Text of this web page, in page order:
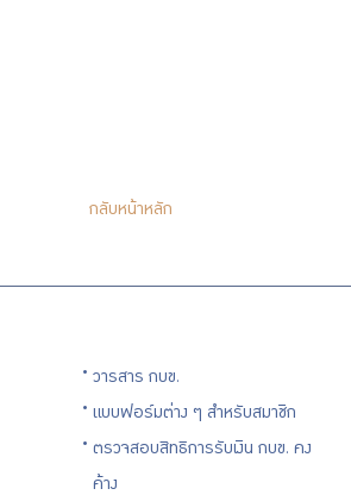
กลับหน้าหลัก
วารสาร กบข.
แบบฟอร์มต่าง ๆ สำหรับสมาชิก
ตรวจสอบสิทธิการรับเงิน กบข. คง
ค้าง